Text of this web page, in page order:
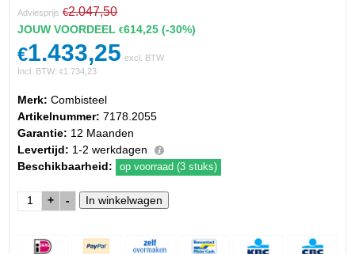
Adviesprijs €2.047,50
JOUW VOORDEEL€614,25 (-30%)
€1.433,25 excl. BTW
Incl. BTW:€1.734,23
Merk: Combisteel
Artikelnummer: 7178.2055
Garantie: 12 Maanden
Levertijd: 1-2 werkdagen
Beschikbaarheid:
op voorraad (3 stuks)
+ -